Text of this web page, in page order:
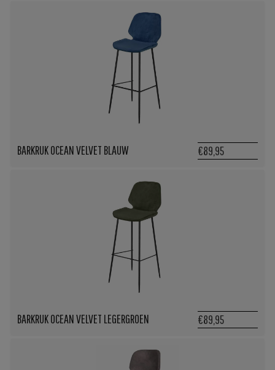
BARKRUK OCEAN VELVET BLAUW €89,95
BARKRUK OCEAN VELVET LEGERGROEN €89,95